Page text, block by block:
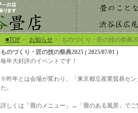
■TOP > お知らせ >
ものづくり・匠の技の祭典
ものづくり・匠の技の祭典2025 ( 2025/07/01 )
毎年大好評のイベントです！
※昨年とは会場が変わり、「東京都立産業貿易セ
た。
詳しくは「畳のメニュー」→「畳のある風景」でご